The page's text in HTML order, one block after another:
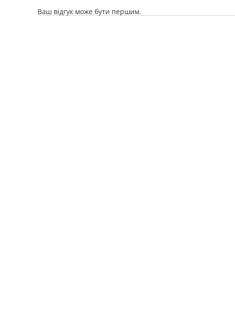
Ваш відгук може бути першим.